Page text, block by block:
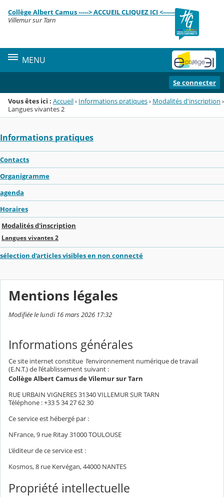
Menu de la rubrique
Contenu
Collège Albert Camus -----> ACCUEIL CLIQUEZ ICI <------
Villemur sur Tarn
MENU
Se connecter
Vous êtes ici : Accueil› Informations pratiques› Modalités d'inscription ›
Langues vivantes 2
Informations pratiques
Contacts
Organigramme
agenda
Horaires
Modalités d'inscription
Langues vivantes 2
sélection d'articles visibles en non connecté
Mentions légales
Modifiée le lundi 16 mars 2026 17:32
Informations générales
Ce site internet constitue l’environnement numérique de travail
(E.N.T.) de l’établissement suivant :
Collège Albert Camus de Vilemur sur Tarn
RUE URBAIN VIGNERES 31340 VILLEMUR SUR TARN
Téléphone : +33 5 34 27 62 30
Ce service est hébergé par :
NFrance, 9 rue Ritay 31000 TOULOUSE
L’éditeur de ce service est :
Kosmos, 8 rue Kervégan, 44000 NANTES
Propriété intellectuelle